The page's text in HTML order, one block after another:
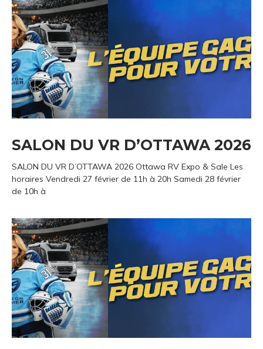
SALON DU VR D’OTTAWA 2026
SALON DU VR D’OTTAWA 2026 Ottawa RV Expo & Sale Les
horaires Vendredi 27 février de 11h à 20h Samedi 28 février
de 10h à